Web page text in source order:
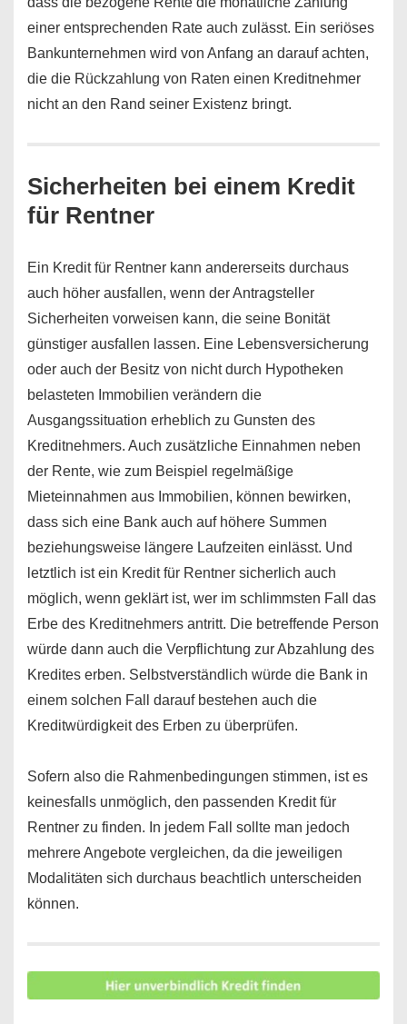
einer entsprechenden Rate auch zulässt. Ein seriöses
Bankunternehmen wird von Anfang an darauf achten,
die die Rückzahlung von Raten einen Kreditnehmer
nicht an den Rand seiner Existenz bringt.
Sicherheiten bei einem Kredit
für Rentner
Ein Kredit für Rentner kann andererseits durchaus
auch höher ausfallen, wenn der Antragsteller
Sicherheiten vorweisen kann, die seine Bonität
günstiger ausfallen lassen. Eine Lebensversicherung
oder auch der Besitz von nicht durch Hypotheken
belasteten Immobilien verändern die
Ausgangssituation erheblich zu Gunsten des
Kreditnehmers. Auch zusätzliche Einnahmen neben
der Rente, wie zum Beispiel regelmäßige
Mieteinnahmen aus Immobilien, können bewirken,
dass sich eine Bank auch auf höhere Summen
beziehungsweise längere Laufzeiten einlässt. Und
letztlich ist ein Kredit für Rentner sicherlich auch
möglich, wenn geklärt ist, wer im schlimmsten Fall das
Erbe des Kreditnehmers antritt. Die betreffende Person
würde dann auch die Verpflichtung zur Abzahlung des
Kredites erben. Selbstverständlich würde die Bank in
einem solchen Fall darauf bestehen auch die
Kreditwürdigkeit des Erben zu überprüfen.
Sofern also die Rahmenbedingungen stimmen, ist es
keinesfalls unmöglich, den passenden Kredit für
Rentner zu finden. In jedem Fall sollte man jedoch
mehrere Angebote vergleichen, da die jeweiligen
Modalitäten sich durchaus beachtlich unterscheiden
können.